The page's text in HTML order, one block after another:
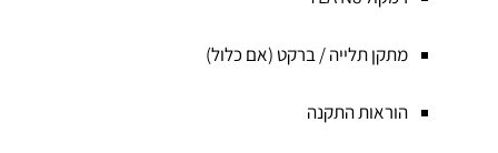
מתקן תלייה / ברקט (אם כלול)
הוראות התקנה